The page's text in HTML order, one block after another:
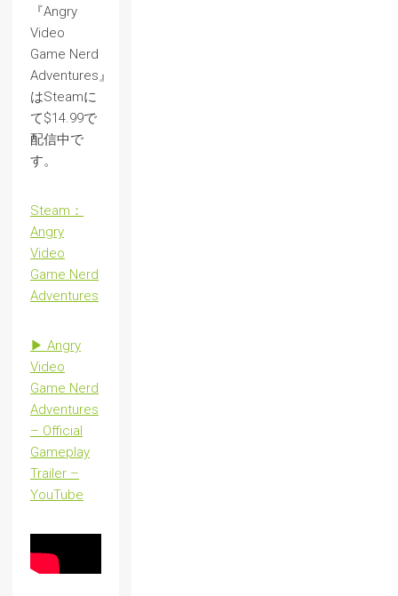
『Angry
Video
Game Nerd
Adventures』
はSteamに
て$14.99で
配信中で
す。
Steam：
Angry
Video
Game Nerd
Adventures
▶ Angry
Video
Game Nerd
Adventures
– Official
Gameplay
Trailer –
YouTube